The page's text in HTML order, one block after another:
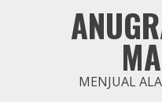
MENJUAL